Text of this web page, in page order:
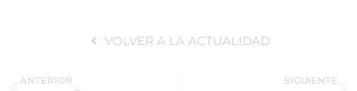
VOLVER A LA ACTUALIDAD
ANTERIOR SIGUIENTE